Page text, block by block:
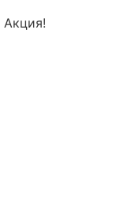
Акция!